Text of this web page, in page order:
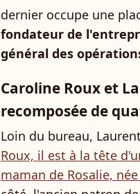
dernier occupe une
fondateur de
général des
Caroline Roux et
recomposée de
Loin du bureau,
Roux, il est à la tête
maman de Rosalie,